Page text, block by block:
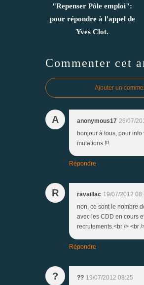
"Repenser Pôle emploi":
pour répondre à l'appel de
Yves Clot.
Commenter cet
Ajouter un
A anonymous17 26/07/
bonjour à tous, pour
mutations !!!
Répondre
R ravaillac 19/07/2012
non, ce sont le nombre
avec les CDD en cours
recrutements.<br /> <br /
Répondre
? ?? 19/07/2012 08:25